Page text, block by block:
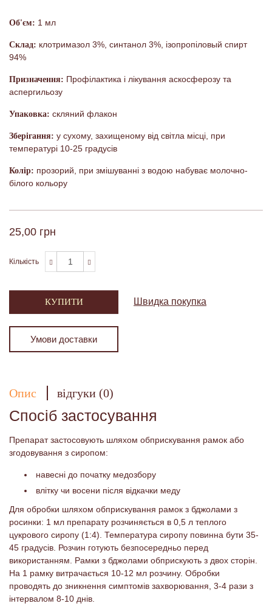
Об'єм: 1 мл
Склад: клотримазол 3%, синтанол 3%, ізопропіловый спирт
94%
Призначення: Профілактика і лікування аскосферозу та
аспергильозу
Упаковка: скляний флакон
Зберігання: у сухому, захищеному від світла місці, при
температурі 10-25 градусів
Колір: прозорий, при змішуванні з водою набуває молочно-
білого кольору
25,00 грн
Кількість
КУПИТИ Швидка покупка
Умови доставки
Опис відгуки (0)
Спосіб застосування
Препарат застосовують шляхом обприскування рамок або
згодовування з сиропом:
навесні до початку медозбору
влітку чи восени після відкачки меду
Для обробки шляхом обприскування рамок з бджолами з
росинки: 1 мл препарату розчиняється в 0,5 л теплого
цукрового сиропу (1:4). Температура сиропу повинна бути 35-
45 градусів. Розчин готують безпосередньо перед
використанням. Рамки з бджолами обприскують з двох сторін.
На 1 рамку витрачається 10-12 мл розчину. Обробки
проводять до зникнення симптомів захворювання, 3-4 рази з
інтервалом 8-10 днів.